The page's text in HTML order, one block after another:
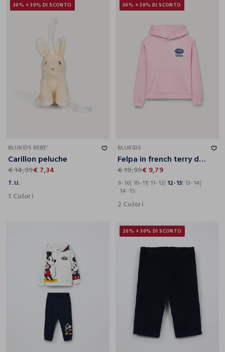
30% + 30% DI SCONTO
BLUKIDS BEBE'
Carillon peluche
€ 14,99€ 7,34
T.U.
1 Colori
30% + 30% DI SCONTO
BLUKIDS
Felpa in french terry di misto cotone ragazza
€ 19,99€ 9,79
9-10 10-11 11-12 12-13 13-14
14-15
2 Colori
20% + 30% DI SCONTO